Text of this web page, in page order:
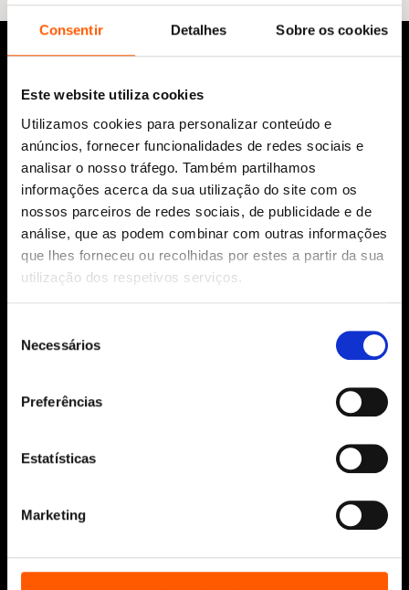
Consentir Detalhes Sobre os cookies
Este website utiliza cookies
Utilizamos cookies para personalizar conteúdo e
anúncios, fornecer funcionalidades de redes sociais e
analisar o nosso tráfego. Também partilhamos
informações acerca da sua utilização do site com os
nossos parceiros de redes sociais, de publicidade e de
análise, que as podem combinar com outras informações
que lhes forneceu ou recolhidas por estes a partir da sua
utilização dos respetivos serviços.
Necessários
Preferências
Estatísticas
Marketing
Siga-nos:
Ajuda, Termos e Condições
© 2026 Penguin Random House Grupo Editorial
Desenvolvido por
Manuscritos